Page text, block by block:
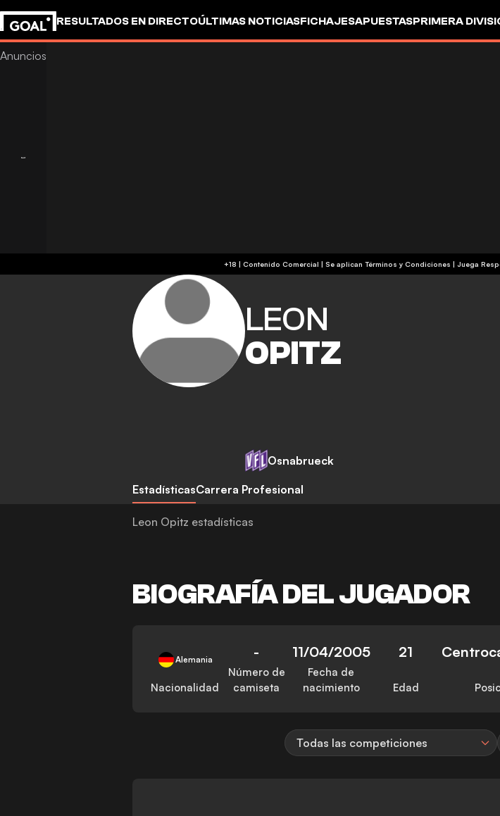
RESULTADOS EN DIRECTOÚLTIMAS NOTICIASFICHAJESAPUESTASPRIMERA
+18 | Contenido Comercial | Se aplican Términos y Condiciones |
LEON
OPITZ
Osnabrueck
EstadísticasCarrera Profesional
Leon Opitz estadísticas
BIOGRAFÍA DEL JUGADOR
Alemania
Nacionalidad
-
Número de
camiseta
11/04/2005
Fecha de
nacimiento
21
Edad
Todas las competiciones